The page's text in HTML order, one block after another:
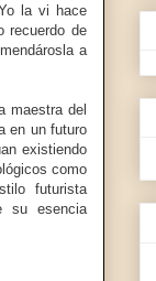
la vi hace
recuerdo de
a
maestra del
en un futuro
existiendo
como
futurista
su esencia